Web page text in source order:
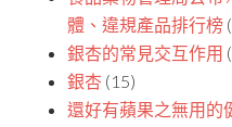
體、違規產品排行榜
銀杏的常見交互作用
銀杏 (15)
還好有蘋果之無用的